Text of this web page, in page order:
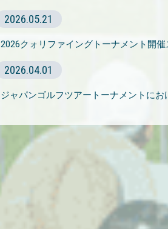
2026.05.21
2026クォリファイングトーナメント開
2026.04.01
ジャパンゴルフツアートーナメントに